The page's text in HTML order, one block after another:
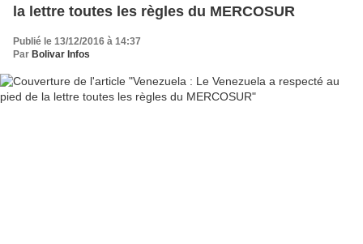
la lettre toutes les règles du MERCOSUR
Publié le 13/12/2016 à 14:37
Par Bolivar Infos